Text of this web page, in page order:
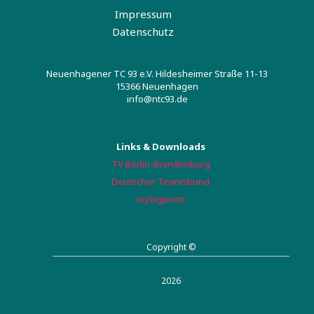
Impressum
Datenschutz
Neuenhagener TC 93 e.V. Hildesheimer Straße 11-13
15366 Neuenhagen
info@ntc93.de
Links & Downloads
TV Berlin-Brandenburg
Deutscher Tennisbund
mybigpoint
Copyright ©
2026